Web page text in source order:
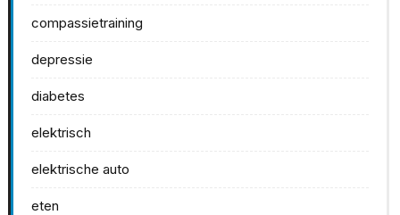
compassietraining
depressie
diabetes
elektrisch
elektrische auto
eten